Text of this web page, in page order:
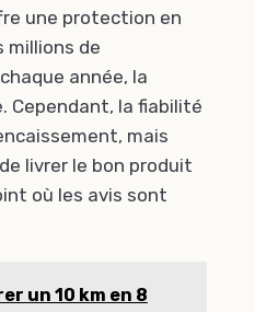
une protection en
millions de
année, la
Cependant, la fiabilité
mais
livrer le bon produit
où les avis sont
un 10 km en 8